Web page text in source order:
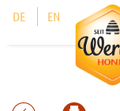
DE EN
Cookie-Einstellungen